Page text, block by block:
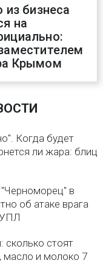
из бизнеса
на
Крымом
Когда будет
ли жара: блиц
в
об атаке врага
сколько стоят
масло и молоко 7